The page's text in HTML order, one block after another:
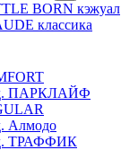
BORN кэжуал
классика
ПАРКЛАЙФ
Алмодо
ТРАФФИК